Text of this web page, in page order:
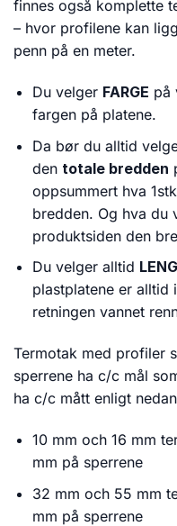
finnes også komplette
– hvor profilene kan
penn på en meter.
Du velger FARGE på
fargen på platene.
Da bør du alltid
den totale bredden
oppsummert hva
bredden. Og hva du
produktsiden den
Du velger alltid
plastplatene er alltid
retningen vannet
Termotak med profiler
sperrene ha c/c mål
ha c/c mått enligt
10 mm och 16 mm
mm på sperrene
32 mm och 55 mm
mm på sperrene